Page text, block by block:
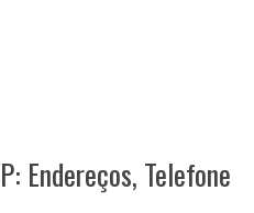
Endereços, Telefone